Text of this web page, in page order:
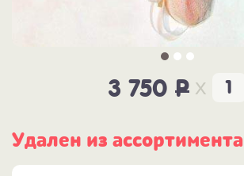
3 750 P x
Удален из ассортимента